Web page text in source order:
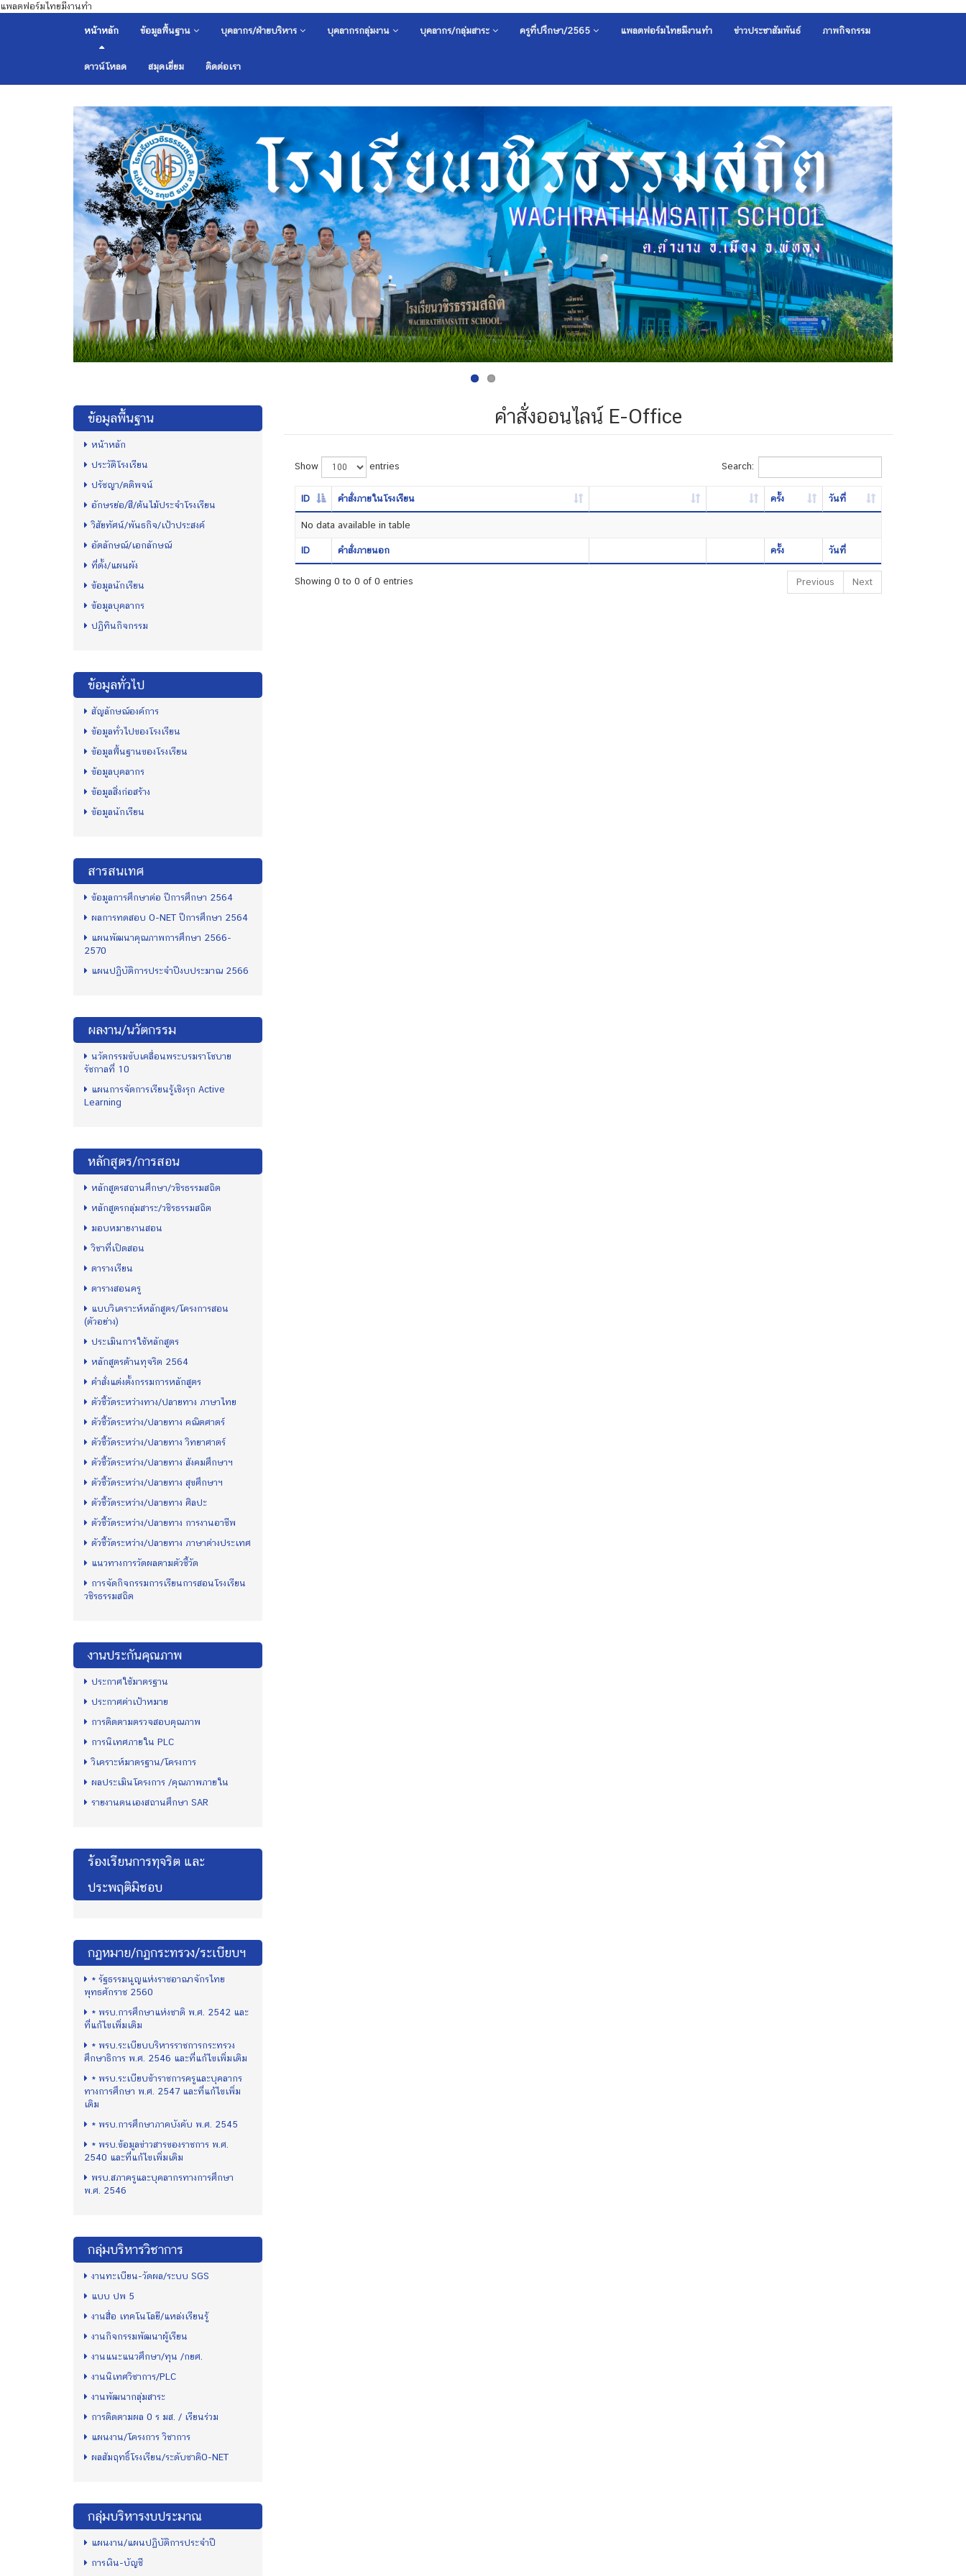
แพลตฟอร์มไทยมีงานทำ
หน้าหลัก ข้อมูลพื้นฐาน บุคลากร/ฝ่ายบริหาร บุคลากรกลุ่มงาน บุคลากร/กลุ่มสาระ ครูที่ปรึกษา/2565 แพลตฟอร์มไทยมีงานทำ ข่าวประชาสัมพันธ์ ภาพกิจกรรม
ดาวน์โหลด สมุดเยี่ยม ติดต่อเรา
ข้อมูลพื้นฐาน
หน้าหลัก
ประวัติโรงเรียน
ปรัชญา/คติพจน์
อักษรย่อ/สี/ต้นไม้ประจำโรงเรียน
วิสัยทัศน์/พันธกิจ/เป้าประสงค์
อัตลักษณ์/เอกลักษณ์
ที่ตั้ง/แผนผัง
ข้อมูลนักเรียน
ข้อมูลบุคลากร
ปฏิทินกิจกรรม
ข้อมูลทั่วไป
สัญลักษณ์องค์การ
ข้อมูลทั่วไปของโรงเรียน
ข้อมูลพื้นฐานของโรงเรียน
ข้อมูลบุคลากร
ข้อมูลสิ่งก่อสร้าง
ข้อมูลนักเรียน
สารสนเทศ
ข้อมูลการศึกษาต่อ ปีการศึกษา 2564
ผลการทดสอบ O-NET ปีการศึกษา 2564
แผนพัฒนาคุณภาพการศึกษา 2566-
2570
แผนปฏิบัติการประจำปีงบประมาณ 2566
ผลงาน/นวัตกรรม
นวัตกรรมขับเคลื่อนพระบรมราโชบาย
รัชกาลที่ 10
แผนการจัดการเรียนรู้เชิงรุก Active
Learning
หลักสูตร/การสอน
หลักสูตรสถานศึกษา/วชิรธรรมสถิต
หลักสูตรกลุ่มสาระ/วชิรธรรมสถิต
มอบหมายงานสอน
วิชาที่เปิดสอน
ตารางเรียน
ตารางสอนครู
แบบวิเคราะห์หลักสูตร/โครงการสอน
(ตัวอย่าง)
ประเมินการใช้หลักสูตร
หลักสูตรต้านทุจริต 2564
คำสั่งแต่งตั้งกรรมการหลักสูตร
ตัวชี้วัดระหว่างทาง/ปลายทาง ภาษาไทย
ตัวชี้วัดระหว่าง/ปลายทาง คณิตศาตร์
ตัวชี้วัดระหว่าง/ปลายทาง วิทยาศาตร์
ตัวชี้วัดระหว่าง/ปลายทาง สังคมศึกษาฯ
ตัวชี้วัดระหว่าง/ปลายทาง สุขศึกษาฯ
ตัวชี้วัดระหว่าง/ปลายทาง ศิลปะ
ตัวชี้วัดระหว่าง/ปลายทาง การงานอาชีพ
ตัวชี้วัดระหว่าง/ปลายทาง ภาษาต่างประเทศ
แนวทางการวัดผลตามตัวชี้วัด
การจัดกิจกรรมการเรียนการสอนโรงเรียน
วชิรธรรมสถิต
งานประกันคุณภาพ
ประกาศใช้มาตรฐาน
ประกาศค่าเป้าหมาย
การติดตามตรวจสอบคุณภาพ
การนิเทศภายใน PLC
วิเคราะห์มาตรฐาน/โครงการ
ผลประเมินโครงการ /คุณภาพภายใน
รายงานตนเองสถานศึกษา SAR
ร้องเรียนการทุจริต และ
ประพฤติมิชอบ
กฏหมาย/กฏกระทรวง/ระเบียบฯ
* รัฐธรรมนูญแห่งราชอาณาจักรไทย
พุทธศักราช 2560
* พรบ.การศึกษาแห่งชาติ พ.ศ. 2542 และ
ที่แก้ไขเพิ่มเติม
* พรบ.ระเบียบบริหารราชการกระทรวง
ศึกษาธิการ พ.ศ. 2546 และที่แก้ไขเพิ่มเติม
* พรบ.ระเบียบข้าราชการครูและบุคลากร
ทางการศึกษา พ.ศ. 2547 และที่แก้ไขเพิ่ม
เติม
* พรบ.การศึกษาภาคบังคับ พ.ศ. 2545
* พรบ.ข้อมูลข่าวสารของราชการ พ.ศ.
2540 และที่แก้ไขเพิ่มเติม
พรบ.สภาครูและบุคลากรทางการศึกษา
พ.ศ. 2546
กลุ่มบริหารวิชาการ
งานทะเบียน-วัดผล/ระบบ SGS
แบบ ปพ 5
งานสื่อ เทคโนโลยี/แหล่งเรียนรู้
งานกิจกรรมพัฒนาผู้เรียน
งานแนะแนวศึกษา/ทุน /กยศ.
งานนิเทศวิชาการ/PLC
งานพัฒนากลุ่มสาระ
การติดตามผล 0 ร มส. / เรียนร่วม
แผนงาน/โครงการ วิชาการ
ผลสัมฤทธิ์โรงเรียน/ระดับชาติO-NET
กลุ่มบริหารงบประมาณ
แผนงาน/แผนปฏิบัติการประจำปี
การเงิน-บัญชี
คำสั่งออนไลน์ E-Office
Show entries Search:
ID คำสั่งภายในโรงเรียน ครั้ง วันที่
No data available in table
ID คำสั่งภายนอก ครั้ง วันที่
Showing 0 to 0 of 0 entries Previous Next